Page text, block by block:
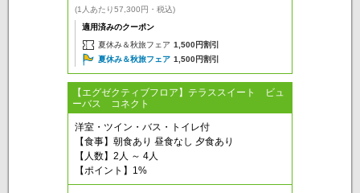
(1人あたり57,300円・税込)
適用済みのクーポン
夏休み＆秋旅フェア 1,500円割引
夏休み＆秋旅フェア 1,500円割引
【エグゼクティブフロア】テラススイート ビュ
ーバス コネクト
洋室・ツイン・バス・トイレ付
【食事】朝食あり 昼食なし 夕食あり
【人数】2人 ～ 4人
【ポイント】1%